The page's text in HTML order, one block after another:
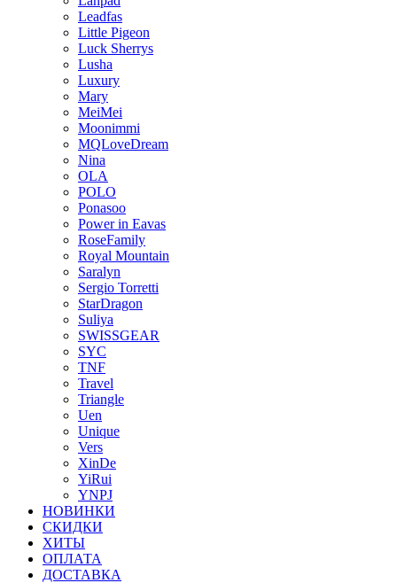
Leadfas
Little Pigeon
Luck Sherrys
Lusha
Luxury
Mary
MeiMei
Moonimmi
MQLoveDream
Nina
OLA
POLO
Ponasoo
Power in Eavas
RoseFamily
Royal Mountain
Saralyn
Sergio Torretti
StarDragon
Suliya
SWISSGEAR
SYC
TNF
Travel
Triangle
Uen
Unique
Vers
XinDe
YiRui
YNPJ
НОВИНКИ
СКИДКИ
ХИТЫ
ОПЛАТА
ДОСТАВКА